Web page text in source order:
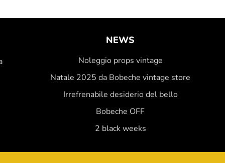
NEWS
Noleggio props vintage
Natale 2025 da Bobeche vintage store
Irrefrenabile desiderio del bello
Bobeche OFF
2 black weeks